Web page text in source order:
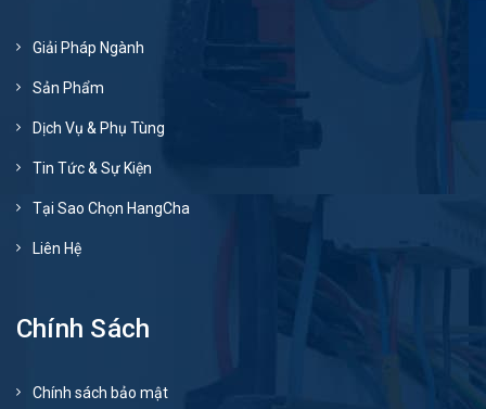
Giải Pháp Ngành
Sản Phẩm
Dịch Vụ & Phụ Tùng
Tin Tức & Sự Kiện
Tại Sao Chọn HangCha
Liên Hệ
Chính Sách
Chính sách bảo mật